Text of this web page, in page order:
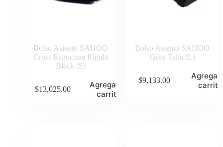
Bolso Asiento SAHOO
Cross Estructura Rígida
Black (S)
$13,025.00
Agregar al
carrito
Bolso Asiento SAHOO
Grey Talla (L)
$9,133.00
Agregar
carrito